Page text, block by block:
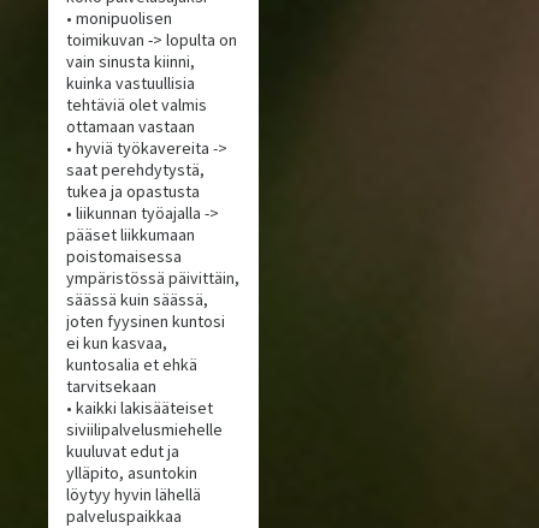
• monipuolisen
toimikuvan -> lopulta on
vain sinusta kiinni,
kuinka vastuullisia
tehtäviä olet valmis
ottamaan vastaan
• hyviä työkavereita ->
saat perehdytystä,
tukea ja opastusta
• liikunnan työajalla ->
pääset liikkumaan
poistomaisessa
ympäristössä päivittäin,
säässä kuin säässä,
joten fyysinen kuntosi
ei kun kasvaa,
kuntosalia et ehkä
tarvitsekaan
• kaikki lakisääteiset
siviilipalvelusmiehelle
kuuluvat edut ja
ylläpito, asuntokin
löytyy hyvin lähellä
palveluspaikkaa